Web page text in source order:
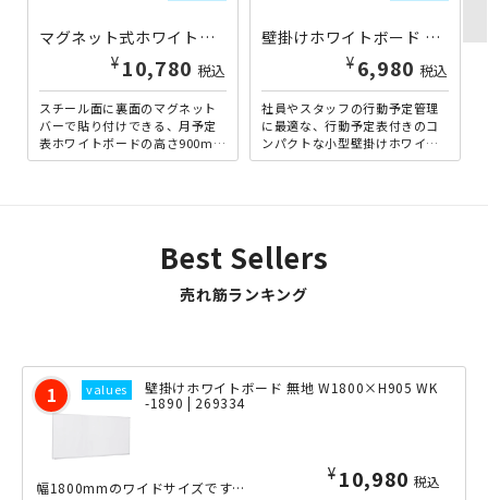
マグネット式ホワイトボード 月予定表 W360×H900 UJ-FB937M | 942312
¥ 10,780 税込
スチール面に裏面のマグネット
バーで貼り付けできる、月予定
表ホワイトボードの高さ900mm
タイプです。ホワイトボード自
壁掛けホワイトボード 行動予定表 W350×H600 WSK-3560 | 269336
¥ 6,980 税込
社員やスタッフの行動予定管理
に最適な、行動予定表付きのコ
ンパクトな小型壁掛けホワイト
ボードです。縦23行ですので、
Best Sellers
売れ筋ランキング
壁掛けホワイトボード 無地 W1800×H905 WK
-1890 | 269334
¥ 10,980 税込
幅1800mmのワイドサイズですので、大人数の会議等にも最適な壁掛けホワイトボー...